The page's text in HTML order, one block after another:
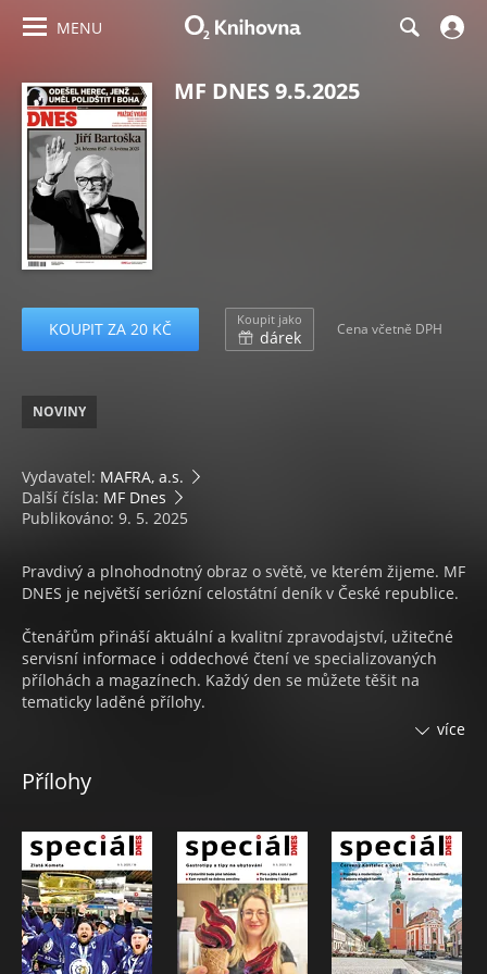
MENU
MF DNES 9.5.2025
KOUPIT ZA 20 KČ Koupit jako
dárek Cena včetně DPH
NOVINY
Vydavatel: MAFRA, a.s.
Další čísla: MF Dnes
Publikováno: 9. 5. 2025
Pravdivý a plnohodnotný obraz o světě, ve kterém žijeme. MF
DNES je největší seriózní celostátní deník v České republice.
Čtenářům přináší aktuální a kvalitní zpravodajství, užitečné
servisní informace i oddechové čtení ve specializovaných
přílohách a magazínech. Každý den se můžete těšit na
tematicky laděné přílohy.
• Pondělí s nejčtenějším ženským časopisem
spotřebitelskýmiTESTY KVALITY
• Středa s inspirací pro váš domov a zahradu vDOMA DNES
• Čtvrtek s televizním programemMagazín DNES+TV
• Pátek se mohou čtenáři těšit na časopis
DNES Speciál
• Sobota se spoustou zajímavého čtení na volné dny ve
Víkend DNES a v Orientaci Lidových novin.
více
Přílohy